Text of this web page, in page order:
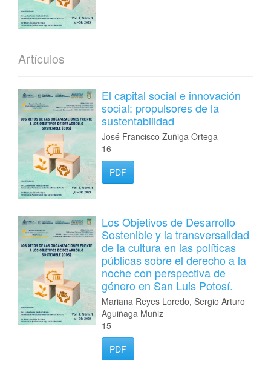
Artículos
El capital social e innovación
social: propulsores de la
sustentabilidad
José Francisco Zuñiga Ortega
16
PDF
Los Objetivos de Desarrollo
Sostenible y la transversalidad
de la cultura en las políticas
públicas sobre el derecho a la
noche con perspectiva de
género en San Luis Potosí.
Mariana Reyes Loredo, Sergio Arturo
Aguiñaga Muñiz
15
PDF